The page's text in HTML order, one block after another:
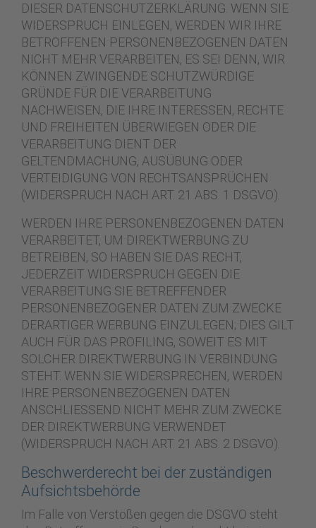
DIESER DATENSCHUTZERKLÄRUNG. WENN SIE
WIDERSPRUCH EINLEGEN, WERDEN WIR IHRE
BETROFFENEN PERSONENBEZOGENEN DATEN
NICHT MEHR VERARBEITEN, ES SEI DENN, WIR
KÖNNEN ZWINGENDE SCHUTZWÜRDIGE
GRÜNDE FÜR DIE VERARBEITUNG
NACHWEISEN, DIE IHRE INTERESSEN, RECHTE
UND FREIHEITEN ÜBERWIEGEN ODER DIE
VERARBEITUNG DIENT DER
GELTENDMACHUNG, AUSÜBUNG ODER
VERTEIDIGUNG VON RECHTSANSPRÜCHEN
(WIDERSPRUCH NACH ART. 21 ABS. 1 DSGVO).
WERDEN IHRE PERSONENBEZOGENEN DATEN
VERARBEITET, UM DIREKTWERBUNG ZU
BETREIBEN, SO HABEN SIE DAS RECHT,
JEDERZEIT WIDERSPRUCH GEGEN DIE
VERARBEITUNG SIE BETREFFENDER
PERSONENBEZOGENER DATEN ZUM ZWECKE
DERARTIGER WERBUNG EINZULEGEN; DIES GILT
AUCH FÜR DAS PROFILING, SOWEIT ES MIT
SOLCHER DIREKTWERBUNG IN VERBINDUNG
STEHT. WENN SIE WIDERSPRECHEN, WERDEN
IHRE PERSONENBEZOGENEN DATEN
ANSCHLIESSEND NICHT MEHR ZUM ZWECKE
DER DIREKTWERBUNG VERWENDET
(WIDERSPRUCH NACH ART. 21 ABS. 2 DSGVO).
Beschwerde­recht bei der zuständigen
Aufsichts­behörde
Im Falle von Verstößen gegen die DSGVO steht